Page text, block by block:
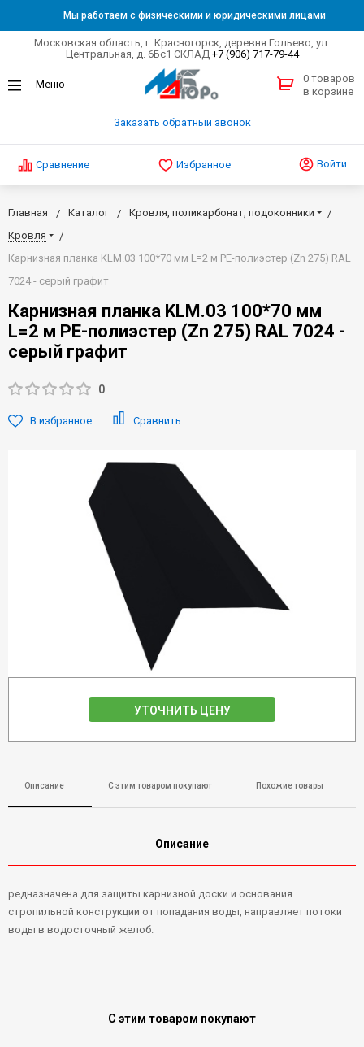
Мы работаем с физическими и юридическими лицами
Московская область, г. Красногорск, деревня Гольево, ул.
Центральная, д. 6Бс1 СКЛАД +7 (906) 717-79-44
Заказать обратный звонок
0 товаров
в корзине
Сравнение Избранное Войти
Главная Каталог
Кровля, поликарбонат, подоконники
Кровля
Карнизная планка KLM.03 100*70 мм L=2 м PE-полиэстер (Zn 275) RAL
7024 - серый графит
Карнизная планка KLM.03 100*70 мм
L=2 м PE-полиэстер (Zn 275) RAL 7024 -
серый графит
0
В избранное Сравнить
УТОЧНИТЬ ЦЕНУ
Описание С этим товаром покупают Похожие товары
Описание
редназначена для защиты карнизной доски и основания
стропильной конструкции от попадания воды, направляет потоки
воды в водосточный желоб.
С этим товаром покупают